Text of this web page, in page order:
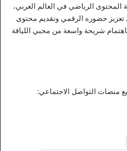
المحتوى الرياضي في العالم العربي،
حضوره الرقمي وتقديم محتوى
شريحة واسعة من محبي اللياقة
منصات التواصل الاجتماعي: